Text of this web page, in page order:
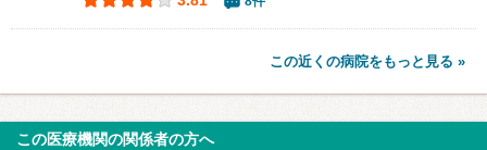
この近くの病院をもっと見る »
この医療機関の関係者の方へ